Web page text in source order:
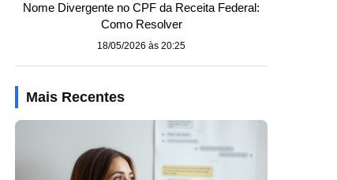
Nome Divergente no CPF da Receita Federal:
Como Resolver
18/05/2026 às 20:25
Mais Recentes